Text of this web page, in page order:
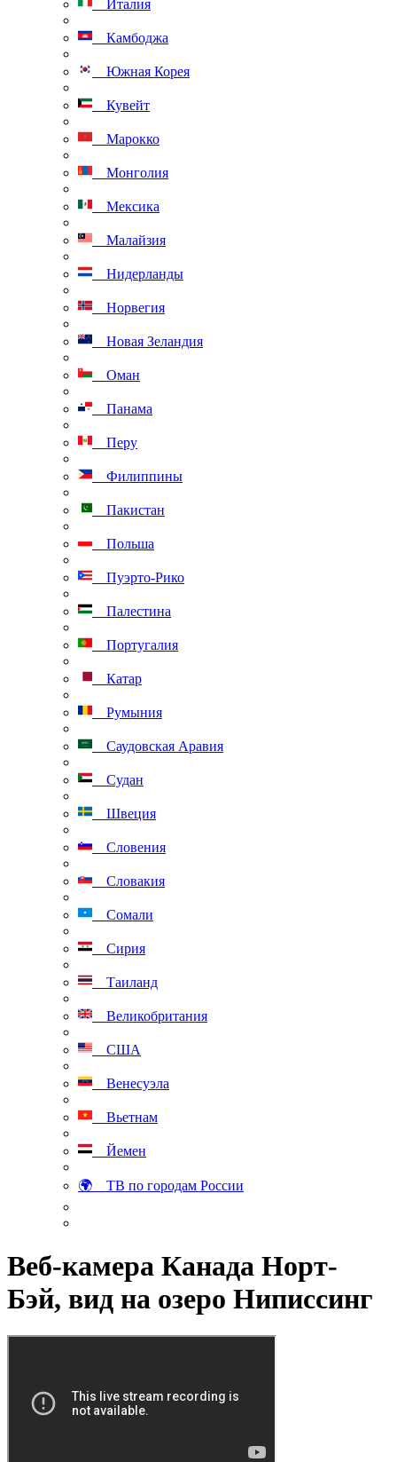
Италия
Камбоджа
Южная Корея
Кувейт
Марокко
Монголия
Мексика
Малайзия
Нидерланды
Норвегия
Новая Зеландия
Оман
Панама
Перу
Филиппины
Пакистан
Польша
Пуэрто-Рико
Палестина
Португалия
Катар
Румыния
Саудовская Аравия
Судан
Швеция
Словения
Словакия
Сомали
Сирия
Таиланд
Великобритания
США
Венесуэла
Вьетнам
Йемен
🌍 ТВ по городам России
Веб-камера Канада Норт-
Бэй, вид на озеро Ниписсинг